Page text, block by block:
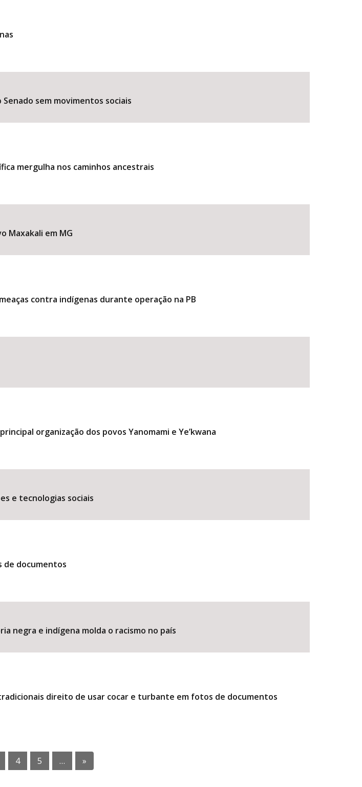
sem movimentos sociais
mergulha nos caminhos ancestrais
Maxakali em MG
contra indígenas durante operação na PB
organização dos povos Yanomami e Ye’kwana
e tecnologias sociais
de documentos
negra e indígena molda o racismo no país
direito de usar cocar e turbante em fotos de documentos
4 5 … »